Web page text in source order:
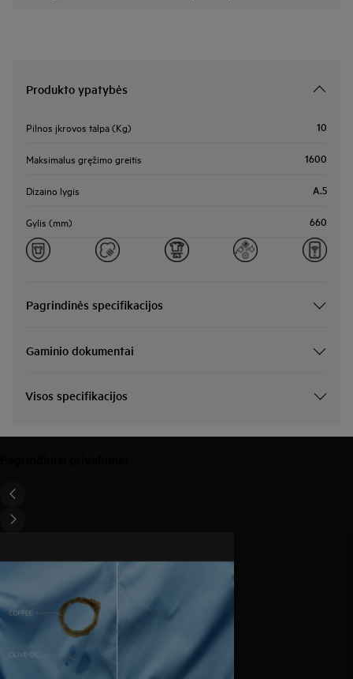
Produkto ypatybės
Pilnos įkrovos talpa (Kg) 10
Maksimalus gręžimo greitis 1600
Dizaino lygis A.5
Gylis (mm) 660
Pagrindinės specifikacijos
Gaminio dokumentai
Visos specifikacijos